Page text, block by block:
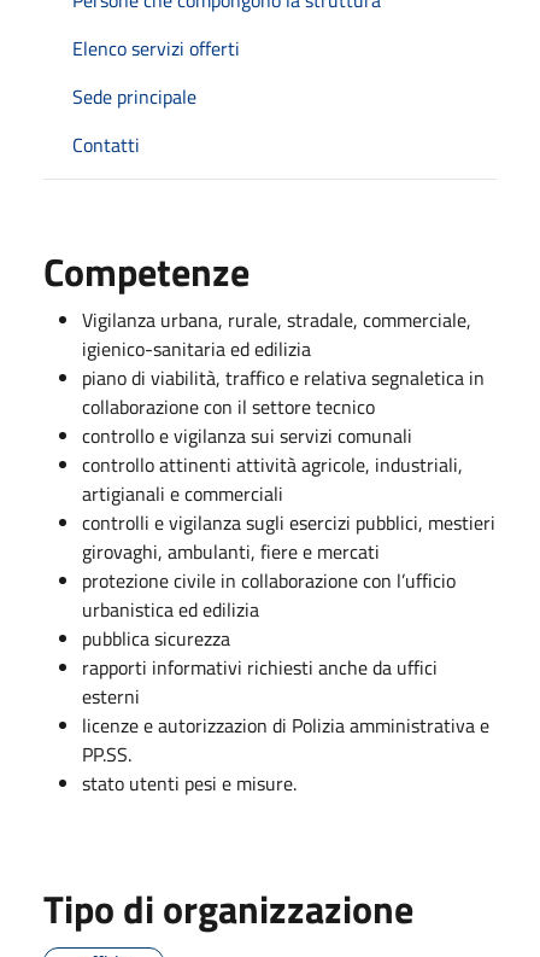
Elenco servizi offerti
Sede principale
Contatti
Competenze
Vigilanza urbana, rurale, stradale, commerciale,
igienico-sanitaria ed edilizia
piano di viabilità, traffico e relativa segnaletica in
collaborazione con il settore tecnico
controllo e vigilanza sui servizi comunali
controllo attinenti attività agricole, industriali,
artigianali e commerciali
controlli e vigilanza sugli esercizi pubblici, mestieri
girovaghi, ambulanti, fiere e mercati
protezione civile in collaborazione con l’ufficio
urbanistica ed edilizia
pubblica sicurezza
rapporti informativi richiesti anche da uffici
esterni
licenze e autorizzazion di Polizia amministrativa e
PP.SS.
stato utenti pesi e misure.
Tipo di organizzazione